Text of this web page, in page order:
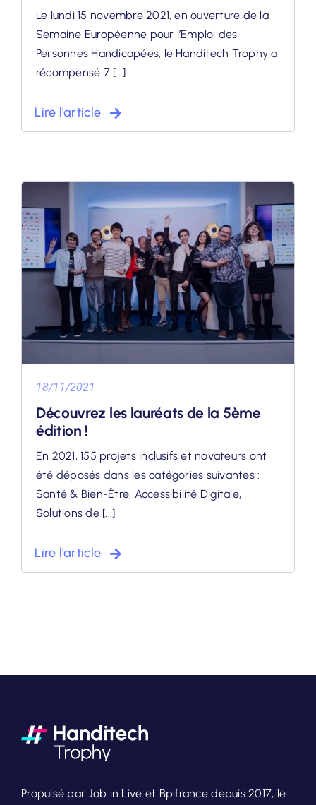
Le lundi 15 novembre 2021, en ouverture de la
Semaine Européenne pour l’Emploi des
Personnes Handicapées, le Handitech Trophy a
récompensé 7 [...]
Lire l'article
18/11/2021
Découvrez les lauréats de la 5ème
édition !
En 2021, 155 projets inclusifs et novateurs ont
été déposés dans les catégories suivantes :
Santé & Bien-Être, Accessibilité Digitale,
Solutions de [...]
Lire l'article
Propulsé par Job in Live et Bpifrance depuis 2017, le